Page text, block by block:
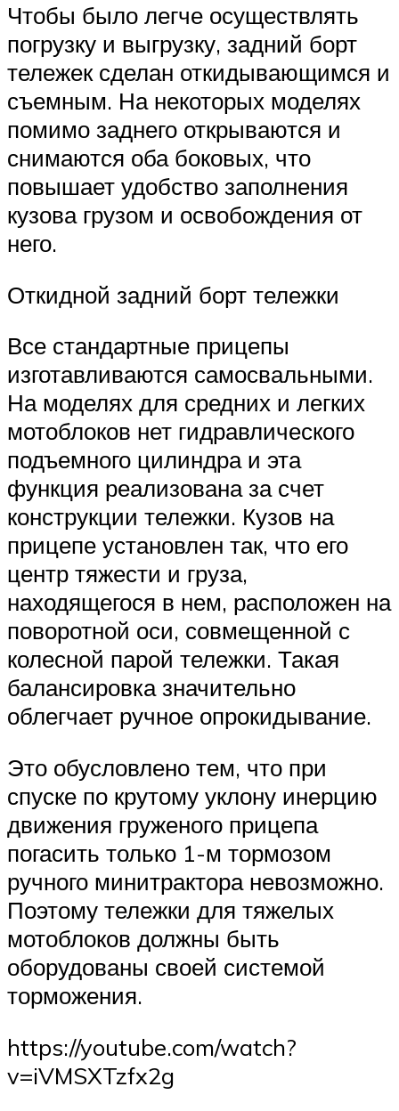
Чтобы было легче осуществлять
погрузку и выгрузку, задний борт
тележек сделан откидывающимся и
съемным. На некоторых моделях
помимо заднего открываются и
снимаются оба боковых, что
повышает удобство заполнения
кузова грузом и освобождения от
него.
Откидной задний борт тележки
Все стандартные прицепы
изготавливаются самосвальными.
На моделях для средних и легких
мотоблоков нет гидравлического
подъемного цилиндра и эта
функция реализована за счет
конструкции тележки. Кузов на
прицепе установлен так, что его
центр тяжести и груза,
находящегося в нем, расположен на
поворотной оси, совмещенной с
колесной парой тележки. Такая
балансировка значительно
облегчает ручное опрокидывание.
Это обусловлено тем, что при
спуске по крутому уклону инерцию
движения груженого прицепа
погасить только 1-м тормозом
ручного минитрактора невозможно.
Поэтому тележки для тяжелых
мотоблоков должны быть
оборудованы своей системой
торможения.
https://youtube.com/watch?
v=iVMSXTzfx2g